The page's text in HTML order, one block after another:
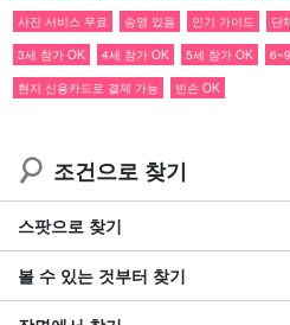
사진 데이터 무료 제공
투어 장비 무료 대여 포함
투어 참가자 특전 페이지 증정
참가일전날 18:00까지 취소 수수료
사진 서비스 무료
송영 있음 인기 가이드 단
3세 참가 OK
4세 참가 OK 5세 참가 OK
현지 신용카드로 결제 가능
빈손 OK
조건으로 찾기
스팟으로 찾기
볼 수 있는 것부터 찾기